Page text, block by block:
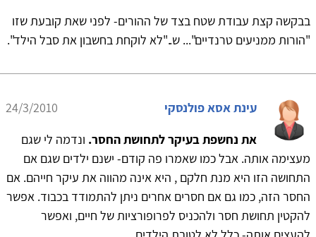
בבקשה קצת עבודת שטח בצד של ההורים- לפני שאת קובעת שזו
"הורות ממניעים טרנדיים"... ש.."לא לוקחת בחשבון את סבל הילד".
עינת אסא פולנסקי
24/3/2010
את נחשפת בעיקר לתחושת החסר. ונדמה לי שגם
מעצימה אותה. אבל כמו שאמרו פה קודם- ישנם ילדים שגם אם
התחושה הזו היא מנת חלקם , היא אינה מהווה את עיקר חייהם. אם
החסר הזה, כמו גם אם חסרים אחרים ניתן להתמודד בכבוד. אפשר
להקטין תחושת חסר ולהכניס לפרופורציות של חיים, ואפשר